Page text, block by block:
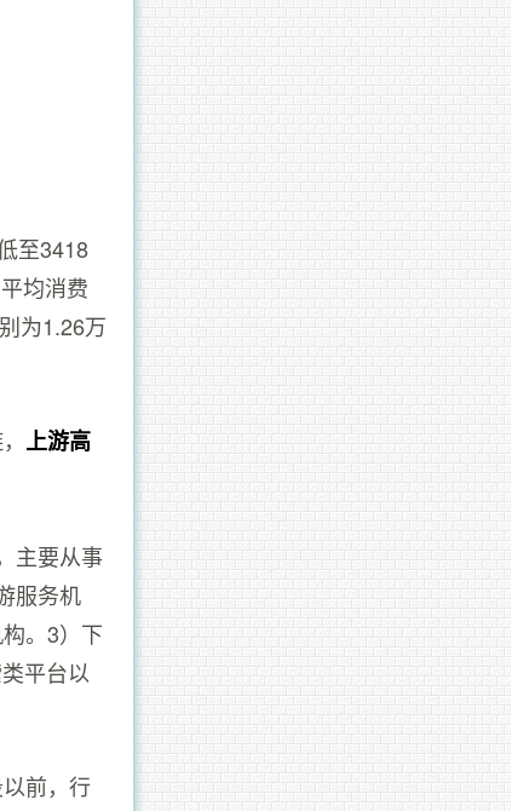
至3418
均消费
为1.26万
上游高
主要从事
服务机
。3）下
平台以
前，行